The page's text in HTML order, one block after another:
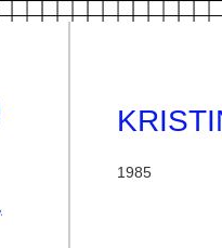
1985